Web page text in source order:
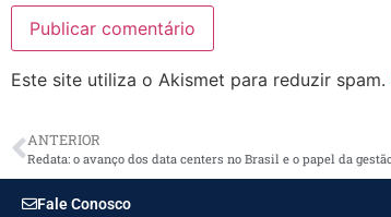
Este site utiliza o Akismet para reduzir spam.
ANTERIOR
Fale Conosco